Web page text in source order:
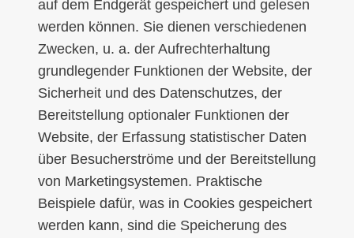
auf dem Endgerät gespeichert und gelesen
werden können. Sie dienen verschiedenen
Zwecken, u. a. der Aufrechterhaltung
grundlegender Funktionen der Website, der
Sicherheit und des Datenschutzes, der
Bereitstellung optionaler Funktionen der
Website, der Erfassung statistischer Daten
über Besucherströme und der Bereitstellung
von Marketingsystemen. Praktische
Beispiele dafür, was in Cookies gespeichert
werden kann, sind die Speicherung des